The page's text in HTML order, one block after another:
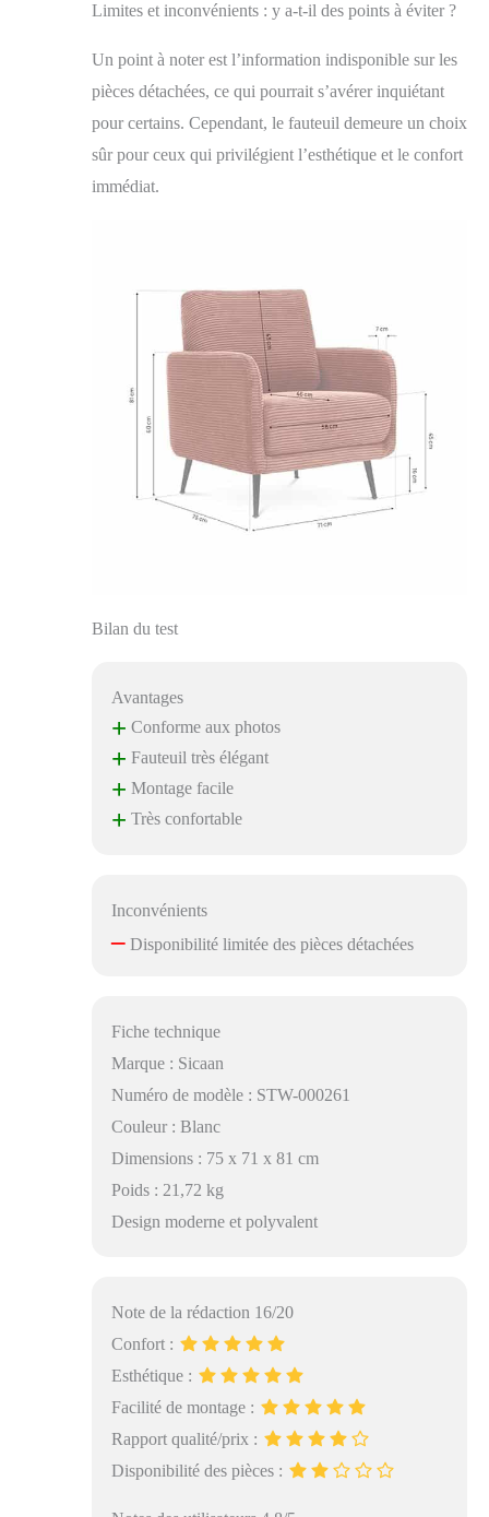
Limites et inconvénients : y a-t-il des points à éviter ?
Un point à noter est l’information indisponible sur les
pièces détachées, ce qui pourrait s’avérer inquiétant
pour certains. Cependant, le fauteuil demeure un choix
sûr pour ceux qui privilégient l’esthétique et le confort
immédiat.
Bilan du test
Avantages
+ Conforme aux photos
+ Fauteuil très élégant
+ Montage facile
+ Très confortable
Inconvénients
–Disponibilité limitée des pièces détachées
Fiche technique
Marque : Sicaan
Numéro de modèle : STW-000261
Couleur : Blanc
Dimensions : 75 x 71 x 81 cm
Poids : 21,72 kg
Design moderne et polyvalent
Note de la rédaction 16/20
Confort :
Esthétique :
Facilité de montage :
Rapport qualité/prix :
Disponibilité des pièces :